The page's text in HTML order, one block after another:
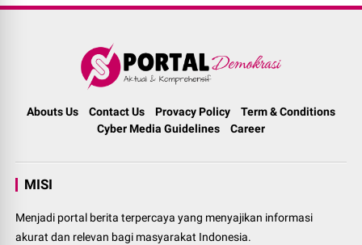
Abouts Us Contact Us Provacy Policy
Term & Conditions
Cyber Media Guidelines
Career
MISI
Menjadi portal berita terpercaya yang menyajikan informasi
akurat dan relevan bagi masyarakat Indonesia.